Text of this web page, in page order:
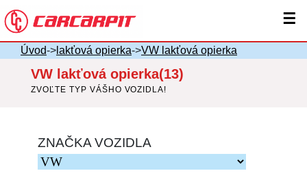
☰
Úvod-> lakťová opierka->VW lakťová opierka
VW lakťová opierka(13)
ZVOĽTE TYP VÁŠHO VOZIDLA!
ZNAČKA VOZIDLA